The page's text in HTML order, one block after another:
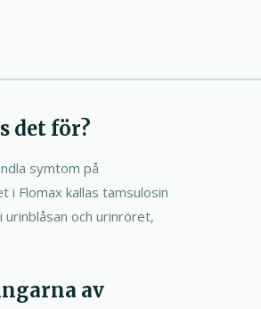
det för?
symtom på
Flomax kallas tamsulosin
och urinröret,
av